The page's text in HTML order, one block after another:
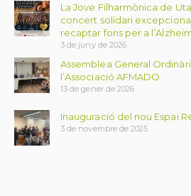
La Jove Filharmònica de
concert solidari
recaptar fons per a
3 de juny de 2026
Assemblea General
l’Associació AFMADO
13 de gener de 2026
Inauguració del nou Espai
3 de novembre de 2025